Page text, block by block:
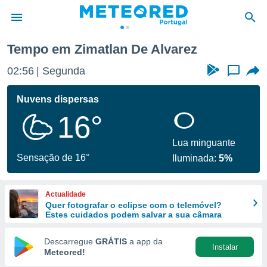
da
foi
fornecidas
a este
das
e
forma
digital
Tempo em Zimatlan De Alvarez
02:56 Segunda ...
Nuvens dispersas
16°
Sensação de 16°
Lua minguante
Iluminada:5%
Actualidade
Quer fotografar o eclipse com o telemóvel?
Estes cuidados podem salvar a sua câmara
Descarregue GRÁTIS a app da
Meteored!
Instalar